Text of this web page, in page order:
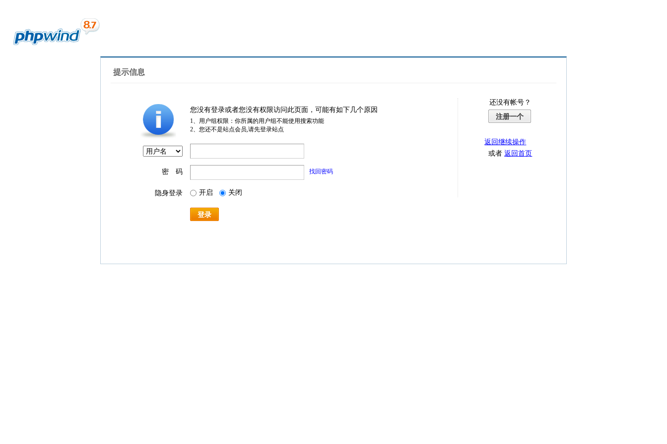
提示信息
您没有登录或者您没有权限访问此页面，可能有如下几个原因
1、用户组权限：你所属的用户组不能使用搜索功能
2、您还不是站点会员,请先登录站点
密 码 找回密码
隐身登录 开启 关闭
登录
还没有帐号？
注册一个
返回继续操作
或者返回首页